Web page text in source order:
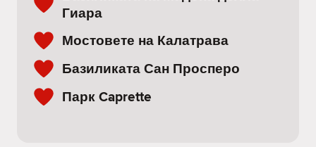
Гиара
Мостовете на Калатрава
Базиликата Сан Просперо
Парк Caprette